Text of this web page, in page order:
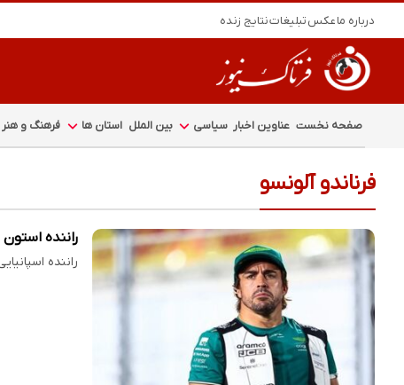
درباره ماعکستبلیغاتنتایج زنده
صفحه نخست عناوین اخبار سیاسی بین الملل استان ها فرهنگ و هنر
فرناندو آلونسو
راننده
راننده